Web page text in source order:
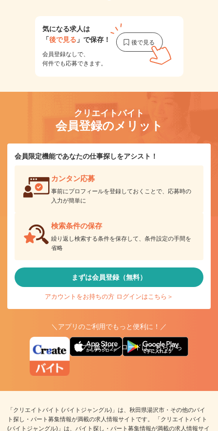
気になる求人は
「後で見る 」で保存！
会員登録なしで、
何件でも応募できます。
クリエイトバイト
会員登録のメリット
会員限定機能であなたの仕事探しをアシスト！
カンタン応募
事前にプロフィールを登録しておくことで、応募時の
入力が簡単に
検索条件の保存
繰り返し検索する条件を保存して、条件設定の手間を
省略
まずは会員登録（無料）
アカウントをお持ちの方 ログインはこちら＞
＼アプリのご利用でもっと便利に！／
アプリ版ダウンロードはこちらから
「クリエイトバイト (バイトジャングル)」は、秋田県湯沢市・その他のバイ
ト探し・パート募集情報が満載の求人情報サイトです。 「クリエイトバイト
(バイトジャングル)」は、バイト探し・パート募集情報が満載の求人情報サイ